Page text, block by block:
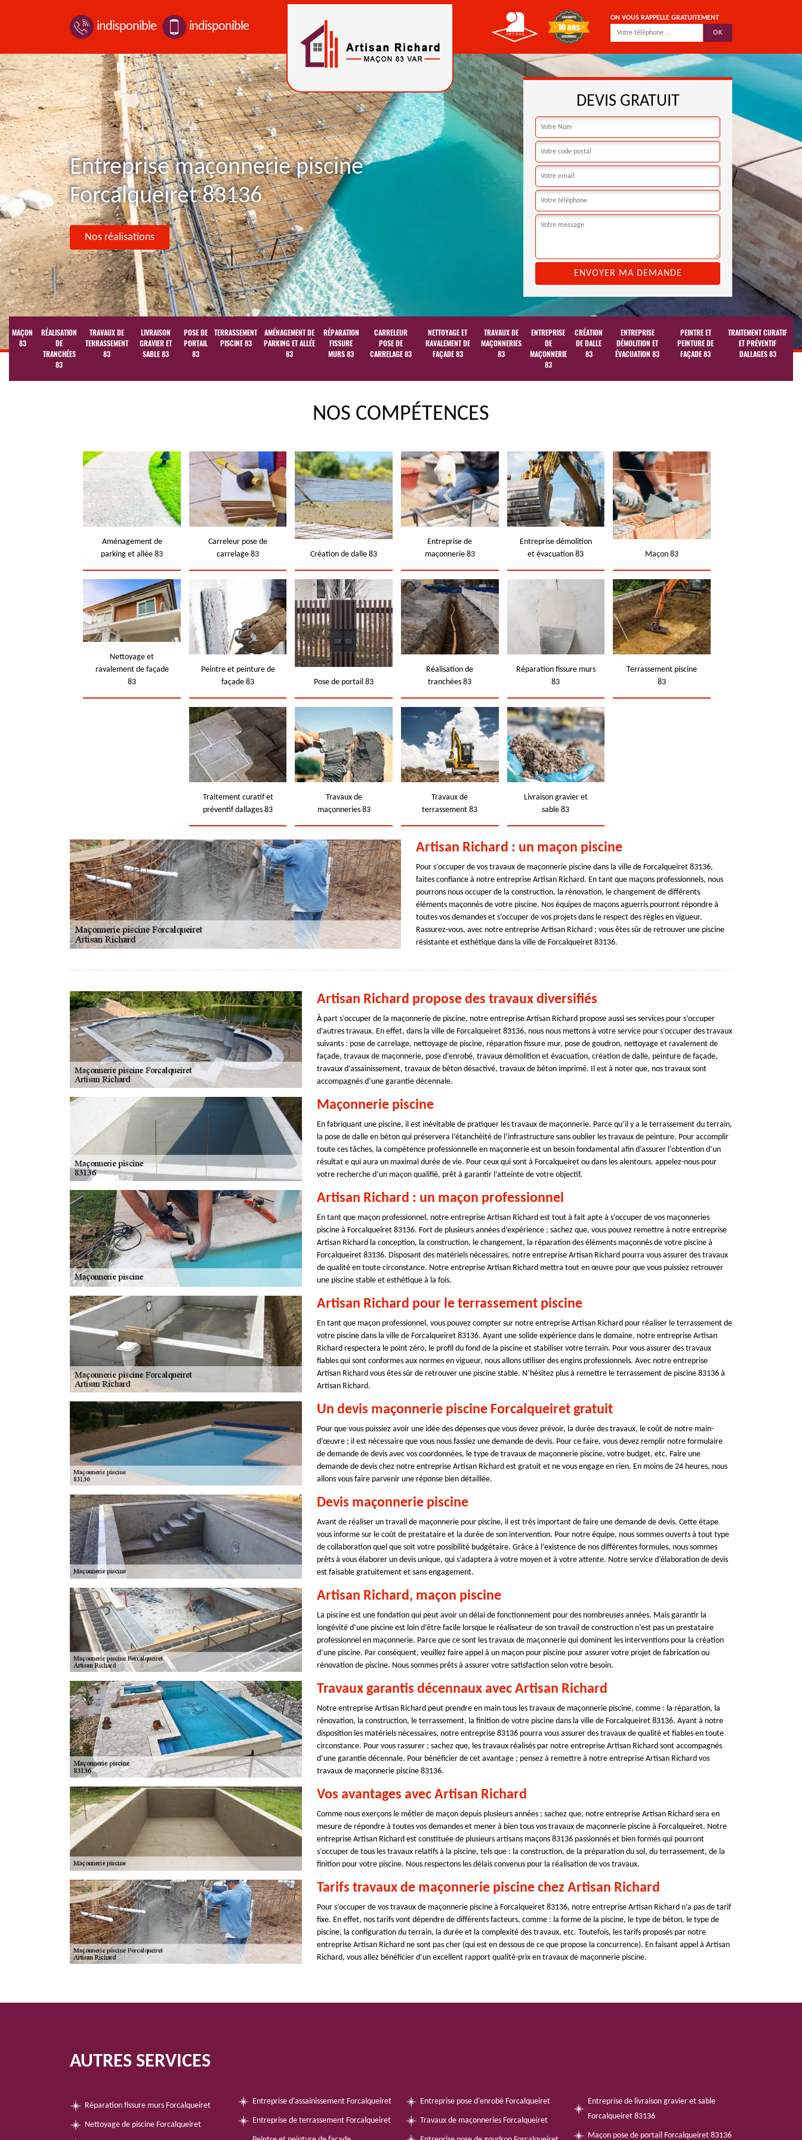
indisponible indisponible
ON VOUS RAPPELLE GRATUITEMENT
Entreprise maçonnerie piscine
Forcalqueiret 83136
Nos réalisations
DEVIS GRATUIT
MAÇON
83
RÉALISATION
DE
TRANCHÉES
83
TRAVAUX DE
TERRASSEMENT
83
LIVRAISON
GRAVIER ET
SABLE 83
POSE DE
PORTAIL
83
TERRASSEMENT
PISCINE 83
AMÉNAGEMENT DE
PARKING ET ALLÉE
83
RÉPARATION
FISSURE
MURS 83
CARRELEUR
POSE DE
CARRELAGE 83
NETTOYAGE ET
RAVALEMENT DE
FAÇADE 83
TRAVAUX DE
MAÇONNERIES
83
ENTREPRISE
DE
MAÇONNERIE
83
CRÉATION
DE DALLE
83
ENTREPRISE
DÉMOLITION ET
ÉVACUATION 83
PEINTRE ET
PEINTURE DE
FAÇADE 83
TRAITEMENT CURATIF
ET PRÉVENTIF
DALLAGES 83
NOS COMPÉTENCES
Aménagement de
parking et allée 83
Carreleur pose de
carrelage 83
Création de dalle 83
Entreprise de
maçonnerie 83
Entreprise démolition
et évacuation 83
Maçon 83
Nettoyage et
ravalement de façade
83
Peintre et peinture de
façade 83
Pose de portail 83
Réalisation de
tranchées 83
Réparation fissure murs
83
Terrassement piscine
83
Traitement curatif et
préventif dallages 83
Travaux de
maçonneries 83
Travaux de
terrassement 83
Livraison gravier et
sable 83
Artisan Richard : un maçon piscine
Pour s’occuper de vos travaux de maçonnerie piscine dans la ville de Forcalqueiret 83136,
faites confiance à notre entreprise Artisan Richard. En tant que maçons professionnels, nous
pourrons nous occuper de la construction, la rénovation, le changement de différents
éléments maçonnés de votre piscine. Nos équipes de maçons aguerris pourront répondre à
toutes vos demandes et s’occuper de vos projets dans le respect des règles en vigueur.
Rassurez-vous, avec notre entreprise Artisan Richard ; vous êtes sûr de retrouver une piscine
résistante et esthétique dans la ville de Forcalqueiret 83136.
Artisan Richard propose des travaux diversifiés
À part s’occuper de la maçonnerie de piscine, notre entreprise Artisan Richard propose aussi ses services pour s’occuper
d’autres travaux. En effet, dans la ville de Forcalqueiret 83136, nous nous mettons à votre service pour s’occuper des travaux
suivants : pose de carrelage, nettoyage de piscine, réparation fissure mur, pose de goudron, nettoyage et ravalement de
façade, travaux de maçonnerie, pose d’enrobé, travaux démolition et évacuation, création de dalle, peinture de façade,
travaux d’assainissement, travaux de béton désactivé, travaux de béton imprimé. Il est à noter que, nos travaux sont
accompagnés d’une garantie décennale.
Maçonnerie piscine
En fabriquant une piscine, il est inévitable de pratiquer les travaux de maçonnerie. Parce qu’il y a le terrassement du terrain,
la pose de dalle en béton qui préservera l’étanchéité de l’infrastructure sans oublier les travaux de peinture. Pour accomplir
toute ces tâches, la compétence professionnelle en maçonnerie est un besoin fondamental afin d’assurer l’obtention d’un
résultat e qui aura un maximal durée de vie. Pour ceux qui sont à Forcalqueiret ou dans les alentours, appelez-nous pour
votre recherche d’un maçon qualifié, prêt à garantir l’atteinte de votre objectif.
Artisan Richard : un maçon professionnel
En tant que maçon professionnel, notre entreprise Artisan Richard est tout à fait apte à s’occuper de vos maçonneries
piscine à Forcalqueiret 83136. Fort de plusieurs années d’expérience ; sachez que, vous pouvez remettre à notre entreprise
Artisan Richard la conception, la construction, le changement, la réparation des éléments maçonnés de votre piscine à
Forcalqueiret 83136. Disposant des matériels nécessaires, notre entreprise Artisan Richard pourra vous assurer des travaux
de qualité en toute circonstance. Notre entreprise Artisan Richard mettra tout en œuvre pour que vous puissiez retrouver
une piscine stable et esthétique à la fois.
Artisan Richard pour le terrassement piscine
En tant que maçon professionnel, vous pouvez compter sur notre entreprise Artisan Richard pour réaliser le terrassement de
votre piscine dans la ville de Forcalqueiret 83136. Ayant une solide expérience dans le domaine, notre entreprise Artisan
Richard respectera le point zéro, le profil du fond de la piscine et stabiliser votre terrain. Pour vous assurer des travaux
fiables qui sont conformes aux normes en vigueur, nous allons utiliser des engins professionnels. Avec notre entreprise
Artisan Richard vous êtes sûr de retrouver une piscine stable. N’hésitez plus à remettre le terrassement de piscine 83136 à
Artisan Richard.
Un devis maçonnerie piscine Forcalqueiret gratuit
Pour que vous puissiez avoir une idée des dépenses que vous devez prévoir, la durée des travaux, le coût de notre main-
d’œuvre ; il est nécessaire que vous nous fassiez une demande de devis. Pour ce faire, vous devez remplir notre formulaire
de demande de devis avec vos coordonnées, le type de travaux de maçonnerie piscine, votre budget, etc. Faire une
demande de devis chez notre entreprise Artisan Richard est gratuit et ne vous engage en rien. En moins de 24 heures, nous
allons vous faire parvenir une réponse bien détaillée.
Devis maçonnerie piscine
Avant de réaliser un travail de maçonnerie pour piscine, il est très important de faire une demande de devis. Cette étape
vous informe sur le coût de prestataire et la durée de son intervention. Pour notre équipe, nous sommes ouverts à tout type
de collaboration quel que soit votre possibilité budgétaire. Grâce à l’existence de nos différentes formules, nous sommes
prêts à vous élaborer un devis unique, qui s’adaptera à votre moyen et à votre attente. Notre service d’élaboration de devis
est faisable gratuitement et sans engagement.
Artisan Richard, maçon piscine
La piscine est une fondation qui peut avoir un délai de fonctionnement pour des nombreuses années. Mais garantir la
longévité d’une piscine est loin d’être facile lorsque le réalisateur de son travail de construction n’est pas un prestataire
professionnel en maçonnerie. Parce que ce sont les travaux de maçonnerie qui dominent les interventions pour la création
d’une piscine. Par conséquent, veuillez faire appel à un maçon pour piscine pour assurer votre projet de fabrication ou
rénovation de piscine. Nous sommes prêts à assurer votre satisfaction selon votre besoin.
Travaux garantis décennaux avec Artisan Richard
Notre entreprise Artisan Richard peut prendre en main tous les travaux de maçonnerie piscine, comme : la réparation, la
rénovation, la construction, le terrassement, la finition de votre piscine dans la ville de Forcalqueiret 83136. Ayant à notre
disposition les matériels nécessaires, notre entreprise 83136 pourra vous assurer des travaux de qualité et fiables en toute
circonstance. Pour vous rassurer ; sachez que, les travaux réalisés par notre entreprise Artisan Richard sont accompagnés
d’une garantie décennale. Pour bénéficier de cet avantage ; pensez à remettre à notre entreprise Artisan Richard vos
travaux de maçonnerie piscine 83136.
Vos avantages avec Artisan Richard
Comme nous exerçons le métier de maçon depuis plusieurs années ; sachez que, notre entreprise Artisan Richard sera en
mesure de répondre à toutes vos demandes et mener à bien tous vos travaux de maçonnerie piscine à Forcalqueiret. Notre
entreprise Artisan Richard est constituée de plusieurs artisans maçons 83136 passionnés et bien formés qui pourront
s’occuper de tous les travaux relatifs à la piscine, tels que : la construction, de la préparation du sol, du terrassement, de la
finition pour votre piscine. Nous respectons les délais convenus pour la réalisation de vos travaux.
Tarifs travaux de maçonnerie piscine chez Artisan Richard
Pour s’occuper de vos travaux de maçonnerie piscine à Forcalqueiret 83136, notre entreprise Artisan Richard n’a pas de tarif
fixe. En effet, nos tarifs vont dépendre de différents facteurs, comme : la forme de la piscine, le type de béton, le type de
piscine, la configuration du terrain, la durée et la complexité des travaux, etc. Toutefois, les tarifs proposés par notre
entreprise Artisan Richard ne sont pas cher (qui est en dessous de ce que propose la concurrence). En faisant appel à Artisan
Richard, vous allez bénéficier d’un excellent rapport qualité-prix en travaux de maçonnerie piscine.
AUTRES SERVICES
Réparation fissure murs Forcalqueiret
Nettoyage de piscine Forcalqueiret
Entreprise d'assainissement Forcalqueiret
Entreprise de terrassement Forcalqueiret
Entreprise pose d'enrobé Forcalqueiret
Travaux de maçonneries Forcalqueiret
Entreprise de livraison gravier et sable
Forcalqueiret 83136
Maçon pose de portail Forcalqueiret 83136